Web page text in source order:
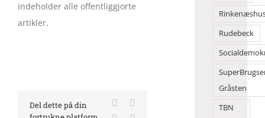
indeholder alle offentliggjorte
artikler.
Del dette på din
Facebook
Rudebeck
Gråsten
TBN